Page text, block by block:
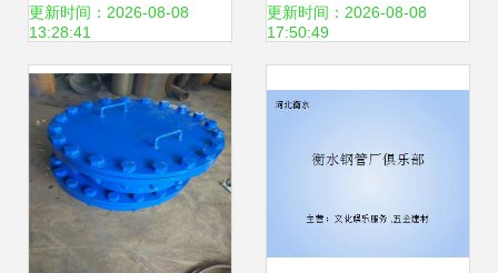
户高管，钢压延加
工业务暗藏风险
更新时间：2026-08-08
13:28:41
钢压延加工解析
更新时间：2026-08-08
17:50:49